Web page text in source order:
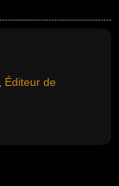
Éditeur de